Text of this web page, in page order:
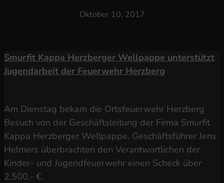
Oktober 10, 2017
Smurfit Kappa Herzberger Wellpappe unterstützt
Jugendarbeit der Feuerwehr Herzberg
Am Dienstag bekam die Ortsfeuerwehr Herzberg
Besuch von der Geschäftsleitung der Firma Smurfit
Kappa Herzberger Wellpappe. Geschäftsführer Jens
Helmers überbrachten den Verantwortlichen der
Kinder- und Jugendfeuerwehr einen Scheck über
2.500,- €.